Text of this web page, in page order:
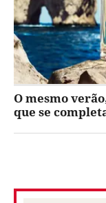
O mesmo
que se